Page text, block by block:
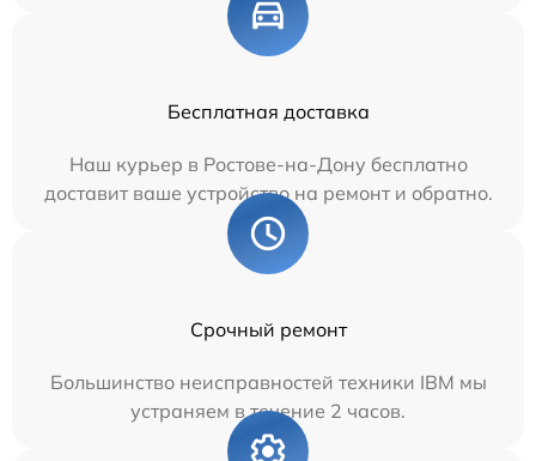
Бесплатная доставка
Наш курьер в Ростове-на-Дону бесплатно
доставит ваше устройство на ремонт и обратно.
Срочный ремонт
Большинство неисправностей техники IBM мы
устраняем в течение 2 часов.